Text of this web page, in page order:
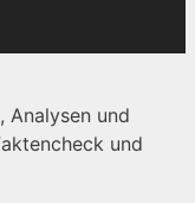
Analysen und
und